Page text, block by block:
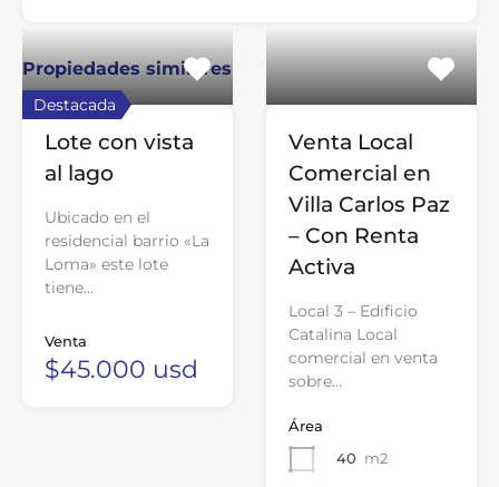
Propiedades similares
Destacada
Lote con vista
al lago
Ubicado en el
residencial barrio «La
Loma» este lote
tiene…
Venta
$45.000 usd
Venta Local
Comercial en
Villa Carlos Paz
– Con Renta
Activa
Local 3 – Edificio
Catalina Local
comercial en venta
sobre…
Área
40 m2